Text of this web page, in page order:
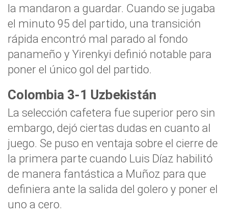
la mandaron a guardar. Cuando se jugaba
el minuto 95 del partido, una transición
rápida encontró mal parado al fondo
panameño y Yirenkyi definió notable para
poner el único gol del partido.
Colombia 3-1 Uzbekistán
La selección cafetera fue superior pero sin
embargo, dejó ciertas dudas en cuanto al
juego. Se puso en ventaja sobre el cierre de
la primera parte cuando Luis Díaz habilitó
de manera fantástica a Muñoz para que
definiera ante la salida del golero y poner el
uno a cero.